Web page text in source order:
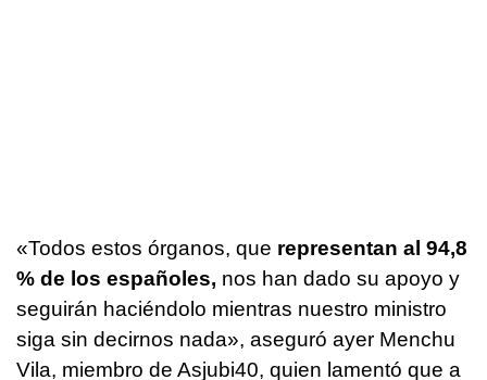
«Todos estos órganos, que representan al 94,8
% de los españoles, nos han dado su apoyo y
seguirán haciéndolo mientras nuestro ministro
siga sin decirnos nada», aseguró ayer Menchu
Vila, miembro de Asjubi40, quien lamentó que a